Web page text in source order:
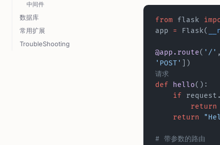
中间件
数据库
常用扩展
TroubleShooting
from flask
app = Flask(
@app.route( '/'
'POST'
请求
def hello():
    if
        return
    return
# 带参数的路由